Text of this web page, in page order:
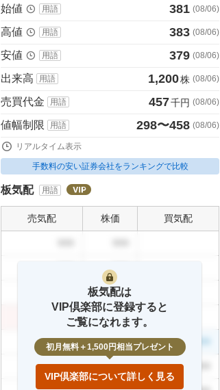
始値 用語 381 (08/06)
高値 用語 383 (08/06)
安値 用語 379 (08/06)
出来高 用語 1,200株 (08/06)
売買代金 用語 457千円 (08/06)
値幅制限 用語 298〜458 (08/06)
リアルタイム表示
手数料の安い証券会社をランキングで比較
板気配 用語
売気配 株価 買気配
999
999 999
999
999
板気配は
VIP倶楽部に登録すると
ご覧になれます。
初月無料＋1,500円相当プレゼント
VIP倶楽部について詳しく見る